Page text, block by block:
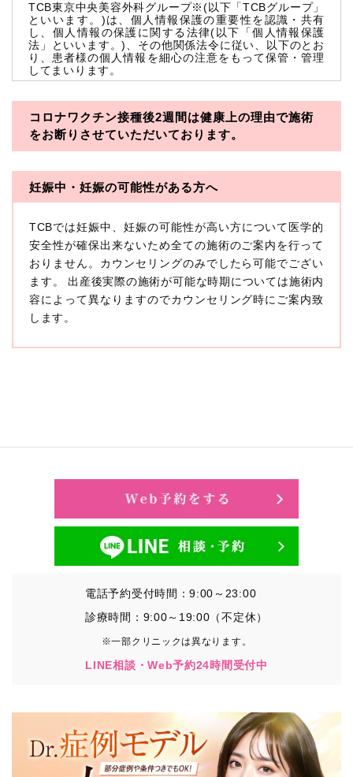
TCB東京中央美容外科グループ※(以下「TCBグループ」
といいます。)は、個人情報保護の重要性を認識・共有
し、個人情報の保護に関する法律(以下「個人情報保護
法」といいます。)、その他関係法令に従い、以下のとお
り、患者様の個人情報を細心の注意をもって保管・管理
してまいります。
※TCBグループとは以下を総称していいます。
・一般社団法人メディカルアライアンス
・医療法人社団創彩会
本プライバシーポリシーにおいて「個人情報」とは、生
存する個人に関する情報であって、当該情報に含まれる
氏名、生年月日その他の記述等により特定の個人を識別
できるもの又は個人識別符号（個人情報保護委員会の政
令に準じます。）が含まれるものをいいます。
収集した患者様に関する情報には、単独のままでは特定
の個人を識別できない情報もありますが、他の情報と組
み合わせることにより特定の個人を識別できる場合、か
に扱うものとします。
①TCBグループが患者様から取得する情報
・その他、特定の個人を識別することができる情報
②TCBグループが各種サービスの利用に関連して取得す
日時、閲覧履歴等に関連する情報
（これには、Cookie情報、アクセスログ等の利用状況に
関する情報を含みます。）
③TCBグループが第三者から間接的に収集する情報
患者様の同意を得た上で、以下の情報をパブリックDMP
・患者様の閲覧履歴、端末等の情報
【利用目的】
コロナワクチン接種後2週間は健康上の理由で施術
をお断りさせていただいております。
妊娠中・妊娠の可能性がある方へ
TCBでは妊娠中、妊娠の可能性が高い方について医学的
安全性が確保出来ないため全ての施術のご案内を行って
おりません。カウンセリングのみでしたら可能でござい
ます。 出産後実際の施術が可能な時期については施術内
容によって異なりますのでカウンセリング時にご案内致
します。
電話予約受付時間：9:00～23:00
診療時間：9:00～19:00（不定休）
※一部クリニックは異なります。
LINE相談・Web予約24時間受付中